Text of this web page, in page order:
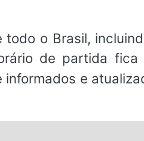
o Brasil,
de partida fica
e